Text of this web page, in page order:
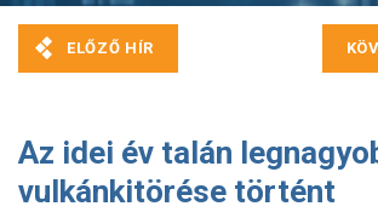
Az idei év talán
vulkánkitörése történt